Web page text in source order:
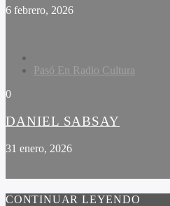
6 febrero, 2026
Pasó En Radio Cultura
0
DANIEL SABSAY
31 enero, 2026
CONTINUAR LEYENDO